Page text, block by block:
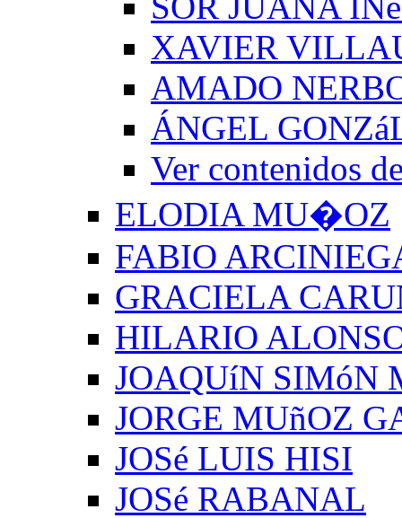
XAVIER
AMADO
ÁNGEL
Ver contenidos
ELODIA MU�OZ
FABIO
GRACIELA
HILARIO
JOAQUíN SIMóN
JORGE MUñOZ
JOSé LUIS HISI
JOSé RABANAL